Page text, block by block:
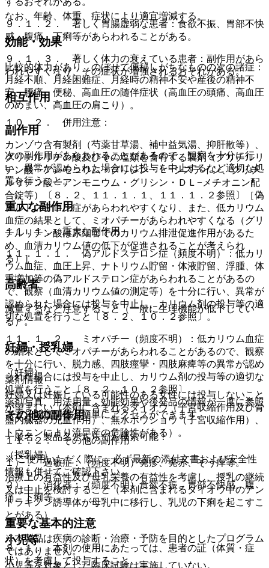
９．１．２． 著しく胃腸虚弱な患者：食欲不振、胃部不快
感、腹痛、下痢等があらわれることがある。
９．１．３． 著しく体力の衰えている患者：副作用があら
われやすくなり、その症状が増強されるおそれがある。
相互作用
１０．２． 併用注意：
カンゾウ含有製剤（芍薬甘草湯、補中益気湯、抑肝散等）、
グリチルリチン酸及びその塩類を含有する製剤（グリチルリ
チン酸一アンモニウム・グリシン・Ｌ−システイン、グリチ
ルリチン酸一アンモニウム・グリシン・ＤＬ−メチオニン配
合錠等）〔８．２、１１．１．１、１１．１．２参照〕［偽
アルドステロン症があらわれやすくなり、また、低カリウム
血症の結果として、ミオパチーがあらわれやすくなる（グリ
チルリチン酸は尿細管でのカリウム排泄促進作用があるた
め、血清カリウム値の低下が促進されることが考えられ
る）］。
高齢者
減量するなど注意すること（一般に生理機能が低下してい
る）。
妊婦・授乳婦
（妊婦）
妊婦又は妊娠している可能性のある女性には投与しないこと
が望ましい（本剤に含まれるダイオウ（子宮収縮作用及び骨
盤内臓器の充血作用）、無水ボウショウ（子宮収縮作用）、
トウニンにより流早産の危険性がある）。
（授乳婦）
治療上の有益性及び母乳栄養の有益性を考慮し、授乳の継続
又は中止を検討すること（本剤に含まれるダイオウ中のアン
トラキノン誘導体が母乳中に移行し、乳児の下痢を起こすこ
とがある）。
小児等
小児等を対象とした臨床試験は実施していない。
なお、年齢、体重、症状により適宜増減する。
効能・効果
比較的体力があり、のぼせて便秘しがちなものの次の諸症：
月経不順、月経困難症、月経時の精神不安や産後の精神不
安、腰痛、便秘、高血圧の随伴症状（高血圧の頭痛、高血圧
のめまい、高血圧の肩こり）。
副作用
次の副作用があらわれることがあるので、観察を十分に行
い、異常が認められた場合には投与を中止するなど適切な処
置を行うこと。
重大な副作用
１１．１． 重大な副作用
１１．１．１． 偽アルドステロン症（頻度不明）：低カリ
ウム血症、血圧上昇、ナトリウム貯留・体液貯留、浮腫、体
重増加等の偽アルドステロン症があらわれることがあるの
で、観察（血清カリウム値の測定等）を十分に行い、異常が
認められた場合には投与を中止し、カリウム剤の投与等の適
切な処置を行うこと〔８．２、１０．２参照〕。
１１．１．２． ミオパチー（頻度不明）：低カリウム血症
の結果としてミオパチーがあらわれることがあるので、観察
を十分に行い、脱力感、四肢痙攣・四肢麻痺等の異常が認め
られた場合には投与を中止し、カリウム剤の投与等の適切な
処置を行うこと〔８．２、１０．２参照〕。
その他の副作用
１１．２． その他の副作用
１）． 過敏症：（頻度不明）発疹、発赤、そう痒等。
２）． 消化器：（頻度不明）食欲不振、胃部不快感、腹
痛、下痢等。
重要な基本的注意
８．１． 本剤の使用にあたっては、患者の証（体質・症
状）を考慮して投与すること。
薬剤情報
薬剤写真、用法用量、効能効果や後発品の情報が一度に参照
でき、関連情報へ簡単にアクセスができます。
一般名、製品名どちらでも検索可能！
※ ご使用いただく際に、必ず最新の添付文書および安全性
情報も併せてご確認下さい。
※本製品は疾病の診断・治療・予防を目的としたプログラム
ではありません。